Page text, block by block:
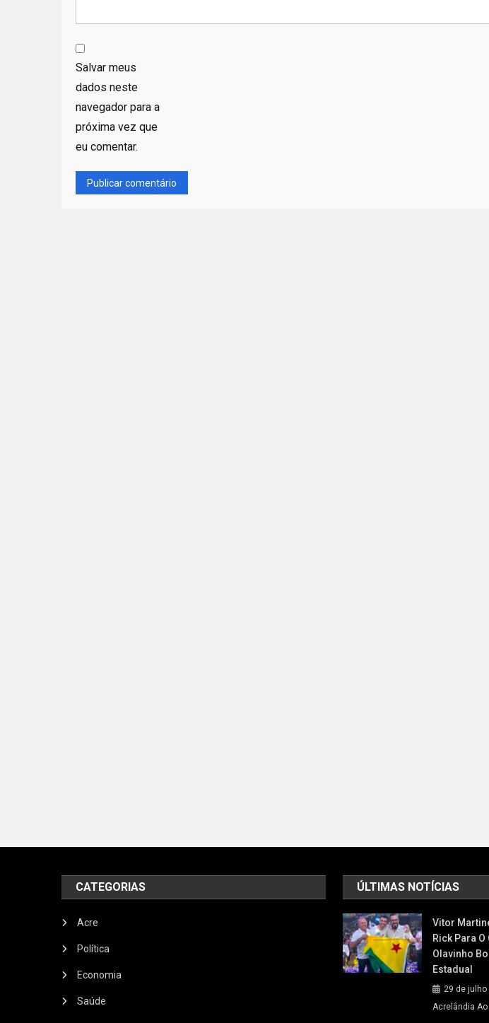
Salvar meus
dados neste
navegador para a
próxima vez que
eu comentar.
CATEGORIAS
Acre
Política
Economia
Saúde
ÚLTIMAS NOTÍCIAS
Vitor
Rick Para
Olavinho
Estadual
29 de julho
Acrelândia